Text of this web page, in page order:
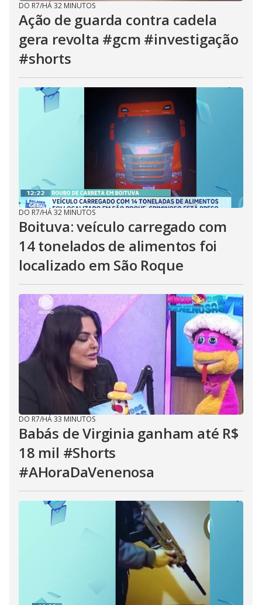
DO R7/HÁ 32 MINUTOS
Ação de guarda contra cadela
gera revolta #gcm #investigação
#shorts
DO R7/HÁ 32 MINUTOS
Boituva: veículo carregado com
14 tonelados de alimentos foi
localizado em São Roque
DO R7/HÁ 33 MINUTOS
Babás de Virginia ganham até R$
18 mil #Shorts
#AHoraDaVenenosa